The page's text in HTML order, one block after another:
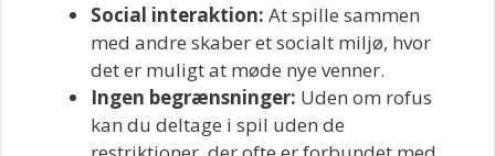
Social interaktion: At spille sammen
med andre skaber et socialt miljø, hvor
det er muligt at møde nye venner.
Ingen begrænsninger: Uden om rofus
kan du deltage i spil uden de